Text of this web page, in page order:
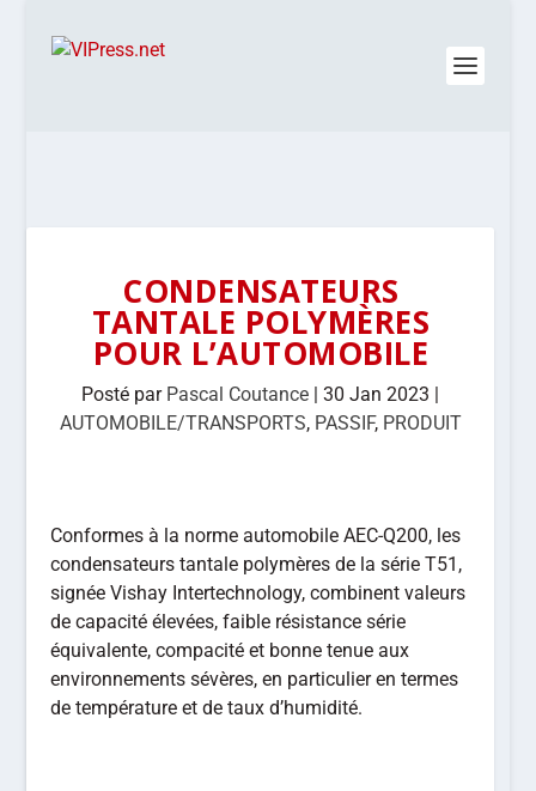
CONDENSATEURS
TANTALE POLYMÈRES
POUR L’AUTOMOBILE
Posté par Pascal Coutance |30 Jan 2023 |
AUTOMOBILE/TRANSPORTS, PASSIF, PRODUIT
Conformes à la norme automobile AEC-Q200, les
condensateurs tantale polymères de la série T51,
signée Vishay Intertechnology, combinent valeurs
de capacité élevées, faible résistance série
équivalente, compacité et bonne tenue aux
environnements sévères, en particulier en termes
de température et de taux d’humidité.